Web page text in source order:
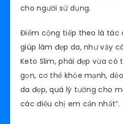
cho người sử dụng.
Điểm cộng tiếp theo là tác
giúp làm đẹp da, như vậy
Keto Slim, phái đẹp vừa
gọn, cơ thể khỏe mạnh,
da đẹp, quá lý tưởng cho
các điều chị em cần nhất”.